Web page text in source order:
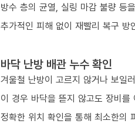
방수 층의 균열, 실링 마감 불량 등
추가적인 피해 없이 재빨리 복구 방
바닥 난방 배관 누수 확인
겨울철 난방이 고르지 않거나 보일
이 경우 바닥을 뜯지 않고도 장비를
정확한 위치 확인을 통해 최소한의